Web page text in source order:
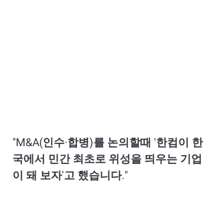
"M&A(인수·합병)를 논의할때 '한컴이 한
국에서 민간 최초로 위성을 띄우는 기업
이 돼 보자'고 했습니다."